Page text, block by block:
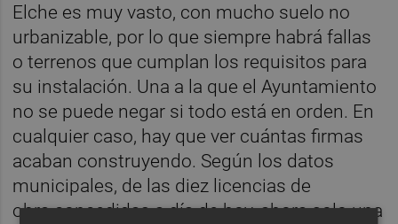
Elche es muy vasto, con mucho suelo no
urbanizable, por lo que siempre habrá fallas
o terrenos que cumplan los requisitos para
su instalación. Una a la que el Ayuntamiento
no se puede negar si todo está en orden. En
cualquier caso, hay que ver cuántas firmas
acaban construyendo. Según los datos
municipales, de las diez licencias de
obra concedidas a día de hoy, ahora solo una